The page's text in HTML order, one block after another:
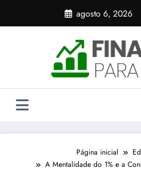
o
agosto 6, 2026
Página inicial
A Mentalidade do 1% e a